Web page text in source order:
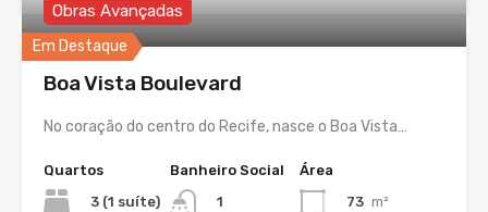
Em Destaque
Obras Avançadas
Boa Vista Boulevard
No coração do centro do Recife, nasce o Boa Vista…
Quartos
3 (1 suíte)
Banheiro Social
1
Área
73 m²